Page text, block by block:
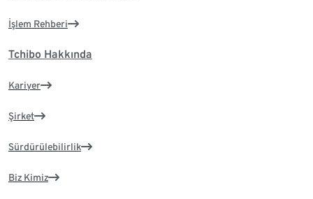
İşlem Rehberi
Tchibo Hakkında
Kariyer
Şirket
Sürdürülebilirlik
Biz Kimiz